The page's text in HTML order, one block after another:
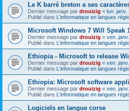
Le K barré breton a ses
Dernier message par drouizig « lun. janv.
Publié dans L'informatique en langues
Microsoft Windows 7 Will Speak
Dernier message par drouizig « ven.
Publié dans L'informatique en langues
Ethiopia - Microsoft to release
Dernier message par drouizig « ven.
Publié dans L'informatique en langues
Ethiopia: Microsoft software
Dernier message par drouizig « ven.
Publié dans L'informatique en langues
Logiciels en langue corse